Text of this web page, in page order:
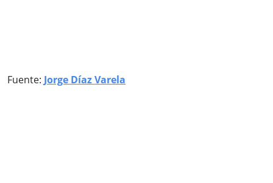
Fuente: Jorge Díaz Varela